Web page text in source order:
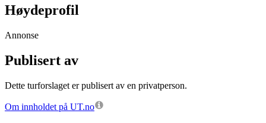
Høydeprofil
Annonse
Publisert av
Dette turforslaget er publisert av en privatperson.
Om innholdet på UT.no